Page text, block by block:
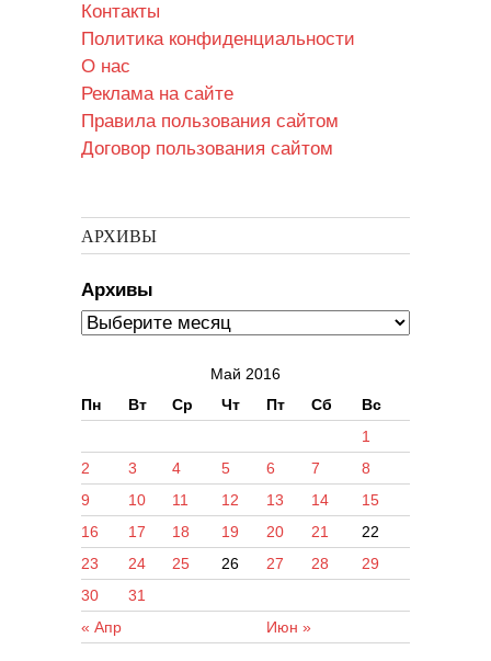
Контакты
Политика конфиденциальности
О нас
Реклама на сайте
Правила пользования сайтом
Договор пользования сайтом
АРХИВЫ
Архивы
Май 2016
Пн
Вт Ср Чт Пт Сб Вс
« Апр Июн »
1
2
3 4 5 6 7
8
9
10 11 12 13 14
15
16
17 18 19 20 21
22
23
24 25 26 27 28
29
30
31